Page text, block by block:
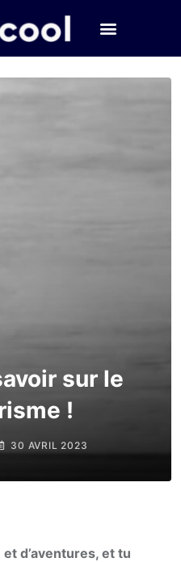
sur le
!
30 AVRIL 2023
d’aventures, et tu